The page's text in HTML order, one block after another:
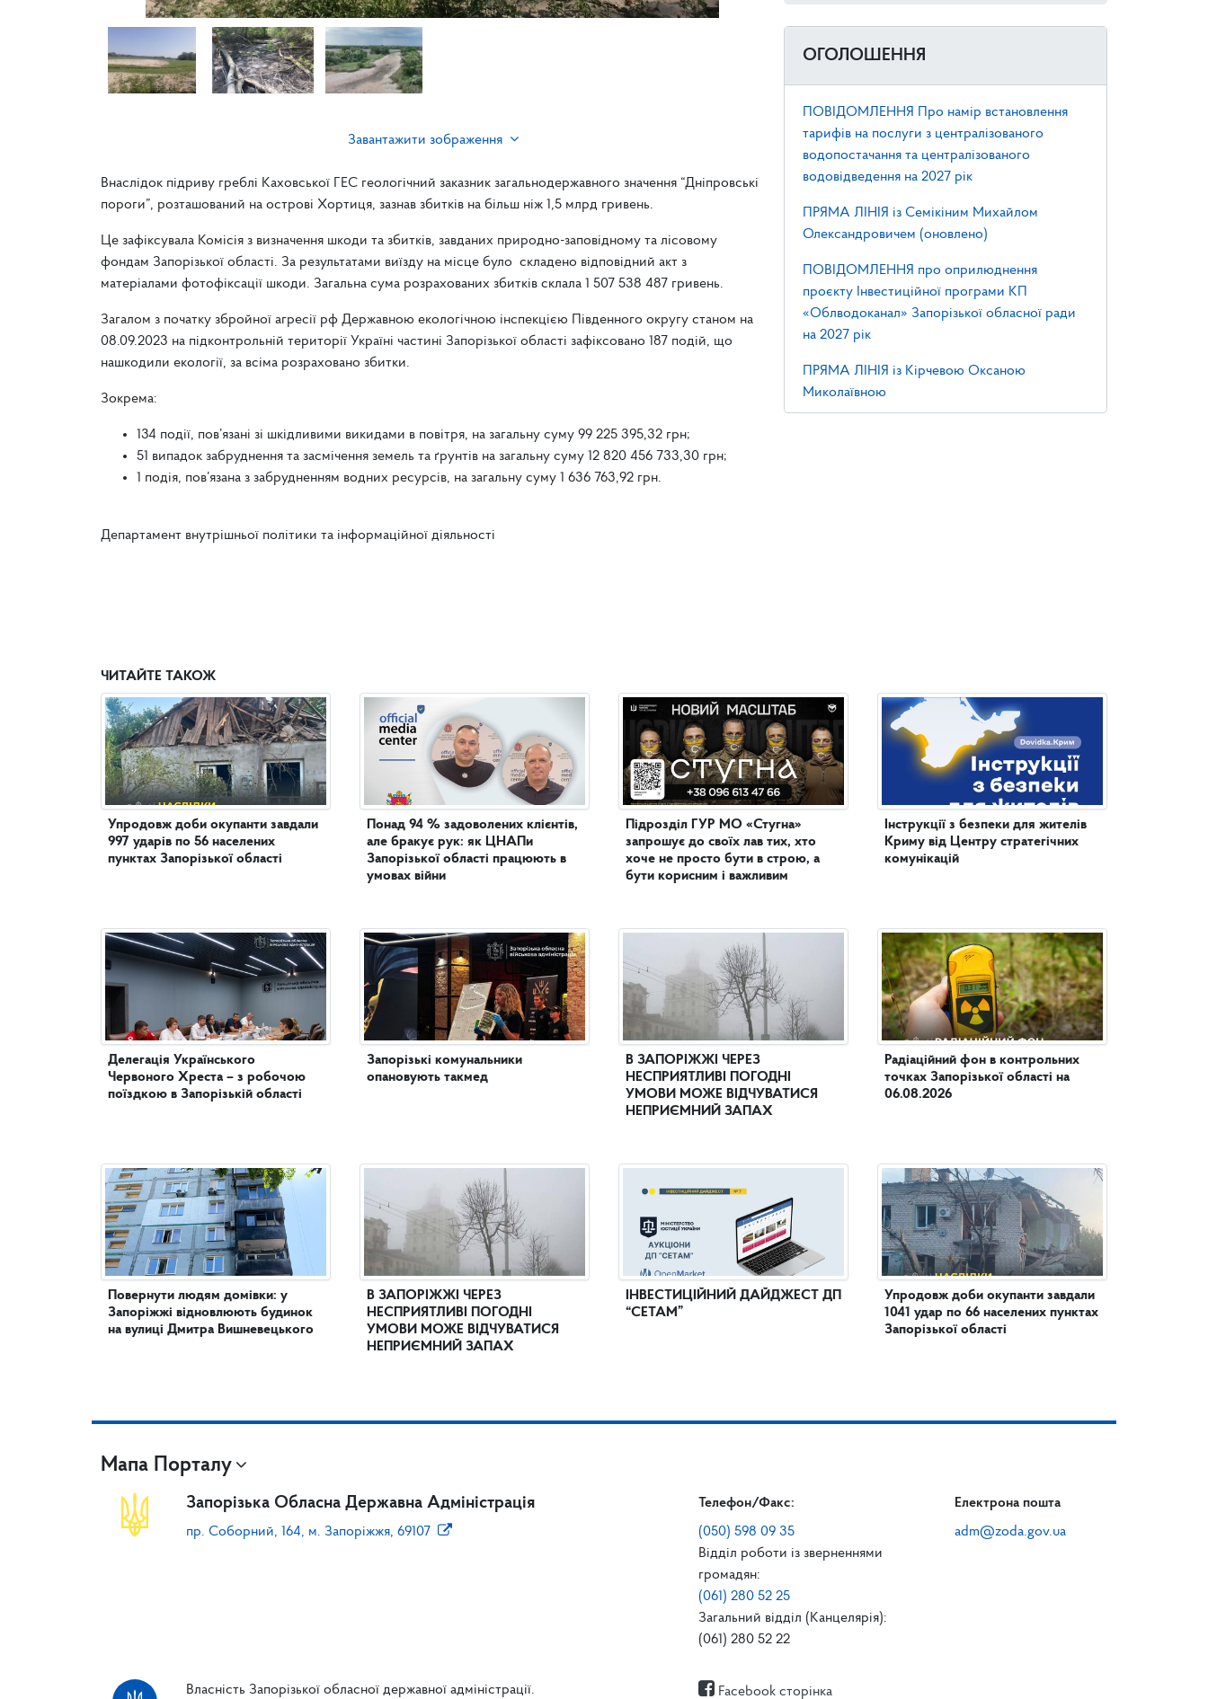
Завантажити зображення
Внаслідок підриву греблі Каховської ГЕС геологічний заказник загальнодержавного значення “Дніпровські
пороги”, розташований на острові Хортиця, зазнав збитків на більш ніж 1,5 млрд гривень.
Це зафіксувала Комісія з визначення шкоди та збитків, завданих природно-заповідному та лісовому
фондам Запорізької області. За результатами виїзду на місце було складено відповідний акт з
матеріалами фотофіксації шкоди. Загальна сума розрахованих збитків склала 1 507 538 487 гривень.
Загалом з початку збройної агресії рф Державною екологічною інспекцією Південного округу станом на
08.09.2023 на підконтрольній території Україні частині Запорізької області зафіксовано 187 подій, що
нашкодили екології, за всіма розраховано збитки.
Зокрема:
134 події, пов’язані зі шкідливими викидами в повітря, на загальну суму 99 225 395,32 грн;
51 випадок забруднення та засмічення земель та ґрунтів на загальну суму 12 820 456 733,30 грн;
1 подія, пов’язана з забрудненням водних ресурсів, на загальну суму 1 636 763,92 грн.
Департамент внутрішньої політики та інформаційної діяльності
ОГОЛОШЕННЯ
ПОВІДОМЛЕННЯ Про намір встановлення
тарифів на послуги з централізованого
водопостачання та централізованого
водовідведення на 2027 рік
ПРЯМА ЛІНІЯ із Семікіним Михайлом
Олександровичем (оновлено)
ПОВІДОМЛЕННЯ про оприлюднення
проєкту Інвестиційної програми КП
«Облводоканал» Запорізької обласної ради
на 2027 рік
ПРЯМА ЛІНІЯ із Кірчевою Оксаною
Миколаївною
ЧИТАЙТЕ ТАКОЖ
Упродовж доби окупанти завдали
997 ударів по 56 населених
пунктах Запорізької області
Делегація Українського
Червоного Хреста – з робочою
поїздкою в Запорізькій області
Повернути людям домівки: у
Запоріжжі відновлюють будинок
на вулиці Дмитра Вишневецького
Понад 94 % задоволених клієнтів,
але бракує рук: як ЦНАПи
Запорізької області працюють в
умовах війни
Запорізькі комунальники
опановують такмед
В ЗАПОРІЖЖІ ЧЕРЕЗ
НЕСПРИЯТЛИВІ ПОГОДНІ
УМОВИ МОЖЕ ВІДЧУВАТИСЯ
НЕПРИЄМНИЙ ЗАПАХ
Підрозділ ГУР МО «Стугна»
запрошує до своїх лав тих, хто
хоче не просто бути в строю, а
бути корисним і важливим
В ЗАПОРІЖЖІ ЧЕРЕЗ
НЕСПРИЯТЛИВІ ПОГОДНІ
УМОВИ МОЖЕ ВІДЧУВАТИСЯ
НЕПРИЄМНИЙ ЗАПАХ
ІНВЕСТИЦІЙНИЙ ДАЙДЖЕСТ ДП
“СЕТАМ”
Інструкції з безпеки для жителів
Криму від Центру стратегічних
комунікацій
Радіаційний фон в контрольних
точках Запорізької області на
06.08.2026
Упродовж доби окупанти завдали
1041 удар по 66 населених пунктах
Запорізької області
Мапа Порталу
Запорізька Обласна Державна Адміністрація
пр. Соборний, 164, м. Запоріжжя, 69107
Телефон/Факс:
(050) 598 09 35
Відділ роботи із зверненнями
громадян:
(061) 280 52 25
Загальний відділ (Канцелярія):
(061) 280 52 22
Електрона пошта
adm@zoda.gov.ua
Власність Запорізької обласної державної адміністрації. Facebook сторінка